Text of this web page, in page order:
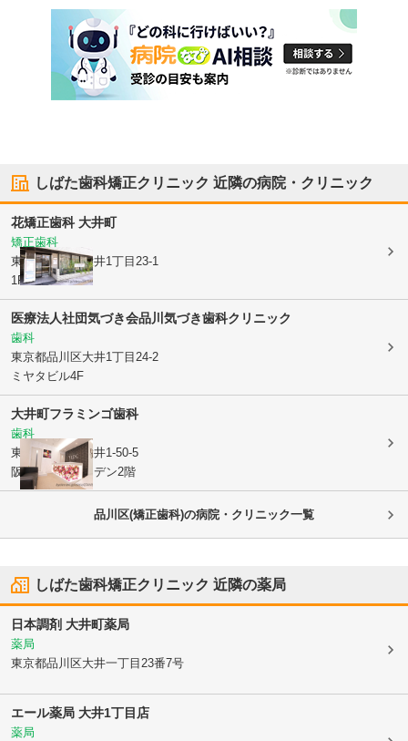
しばた歯科矯正クリニック 近隣の病院・クリニック
花矯正歯科 大井町
矯正歯科
東京都品川区大井1丁目23-1
1F
医療法人社団気づき会品川気づき歯科クリニック
歯科
東京都品川区大井1丁目24-2
ミヤタビル4F
大井町フラミンゴ歯科
歯科
東京都品川区大井1-50-5
阪急大井町ガーデン2階
品川区(矯正歯科)の病院・クリニック一覧
しばた歯科矯正クリニック 近隣の薬局
日本調剤 大井町薬局
薬局
東京都品川区大井一丁目23番7号
エール薬局 大井1丁目店
薬局